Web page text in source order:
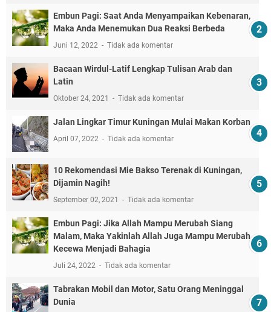
Embun Pagi: Saat Anda Menyampaikan Kebenaran,
Maka Anda Menemukan Dua Reaksi Berbeda
Juni 12, 2022 Tidak ada komentar
Bacaan Wirdul-Latif Lengkap Tulisan Arab dan
Latin
Oktober 24, 2021 Tidak ada komentar
Jalan Lingkar Timur Kuningan Mulai Makan Korban
April 07, 2022 Tidak ada komentar
10 Rekomendasi Mie Bakso Terenak di Kuningan,
Dijamin Nagih!
September 02, 2021 Tidak ada komentar
Embun Pagi: Jika Allah Mampu Merubah Siang
Malam, Maka Yakinlah Allah Juga Mampu Merubah
Kecewa Menjadi Bahagia
Juli 24, 2022 Tidak ada komentar
Tabrakan Mobil dan Motor, Satu Orang Meninggal
Dunia